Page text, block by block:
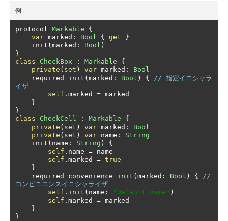
例
protocol Markable
{
var marked : Bool { get
}
    init
( marked : Bool )
}
class
CheckBox : Markable
{
private ( set ) var marked :
Bool
    required init
( marked : Bool ) {
// 指定イニシャラ
イザ
self . marked = marked
}
}
class
CheckCell : Markable
{
private ( set ) var marked :
Bool
private ( set ) var name :
String
    init
( name : String )
{
self . name = name
self . marked = true
}
    required convenience init
( marked : Bool ) {
//
コンビニエンスイニシャライザ
self . init ( name : "Default name" )
self . marked = marked
}
}